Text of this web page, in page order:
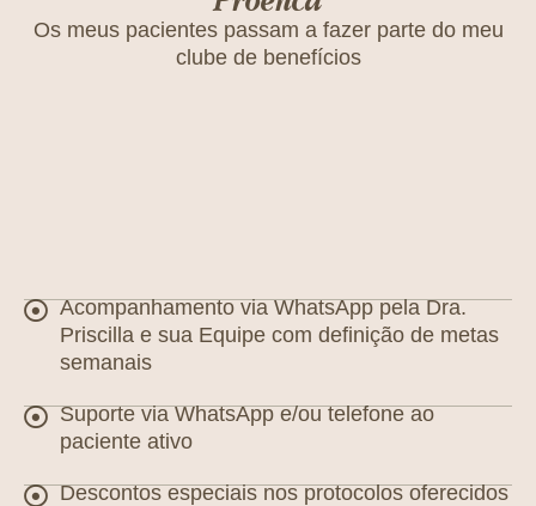
Os meus pacientes passam a fazer parte do meu
clube de benefícios
Acompanhamento via WhatsApp pela Dra.
Priscilla e sua Equipe com definição de metas
semanais
Suporte via WhatsApp e/ou telefone ao
paciente ativo
Descontos especiais nos protocolos oferecidos